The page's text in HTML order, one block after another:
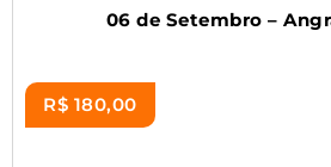
06 de Setembro – Angra dos